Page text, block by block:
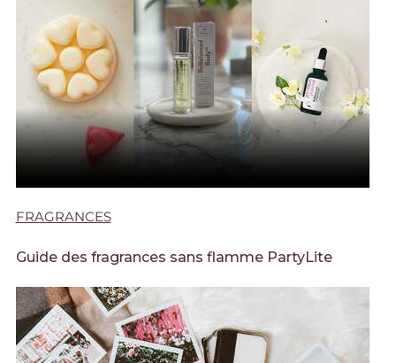
FRAGRANCES
Guide des fragrances sans flamme PartyLite